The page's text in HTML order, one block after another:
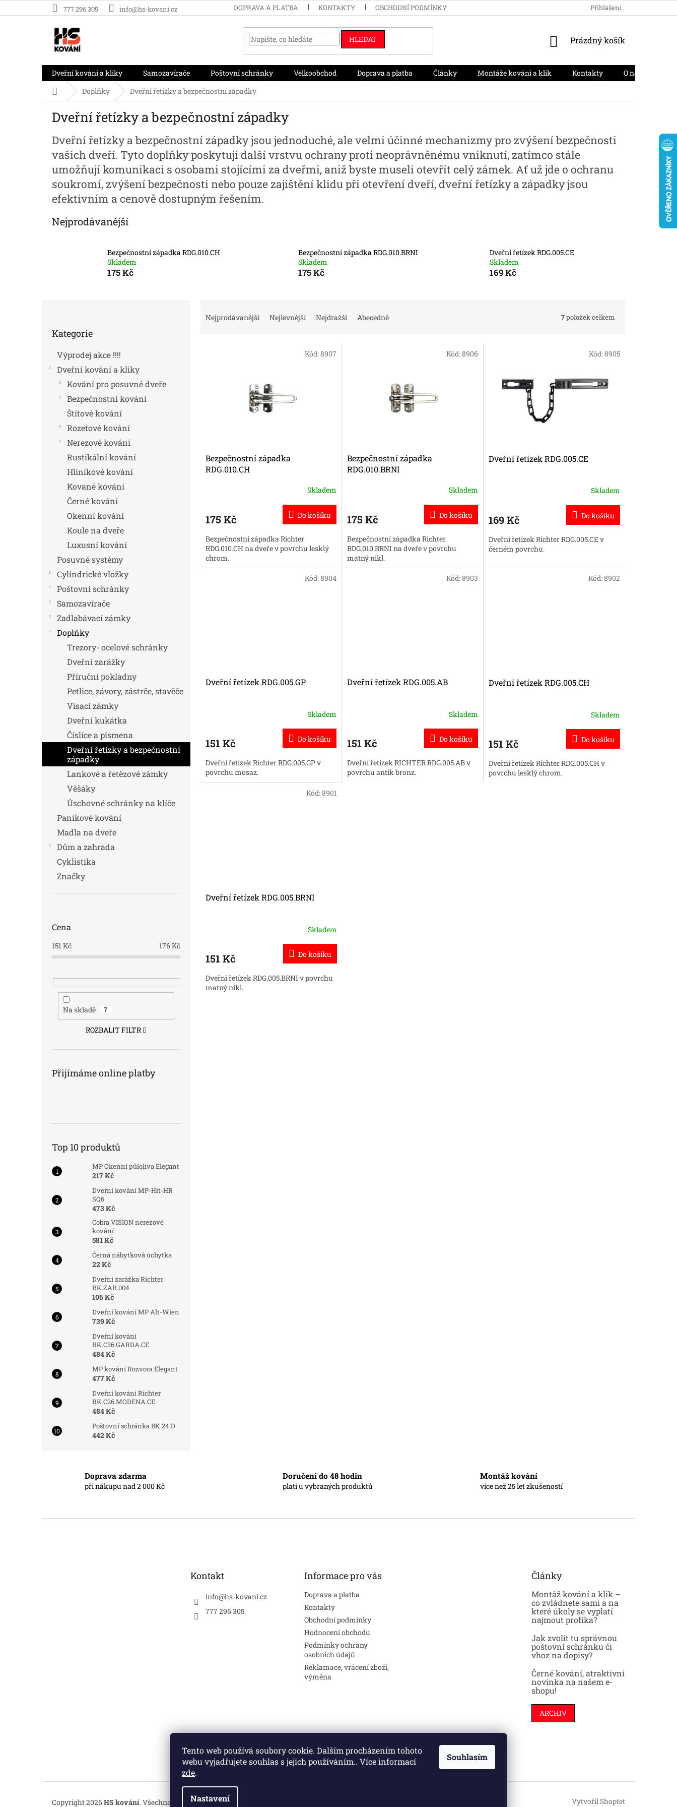
Tento web používá soubory cookie. Dalším procházením tohoto
webu vyjadřujete souhlas s jejich používáním.. Více informací
zde.
Nastavení
Souhlasím
na
777 296 305 info@hs-kovani.cz DOPRAVA A PLATBA KONTAKTY OBCHODNÍ PODMÍNKY PODMÍNKY OCHRANY OSOBNÍCH
Přihlášení
HLEDAT
NÁKUPNÍ
Prázdný košík
Dveřní kování a kliky Samozavírače Poštovní schránky Velkoobchod Doprava a platba Články Montáže kování a klik Kontakty O nás
Domů Doplňky Dveřní řetízky a bezpečnostní západky
Dveřní řetízky a bezpečnostní západky
Dveřní řetízky a bezpečnostní západky jsou jednoduché, ale velmi účinné mechanizmy pro zvýšení bezpečnosti
vašich dveří. Tyto doplňky poskytují další vrstvu ochrany proti neoprávněnému vniknutí, zatímco stále
umožňují komunikaci s osobami stojícími za dveřmi, aniž byste museli otevřít celý zámek. Ať už jde o ochranu
soukromí, zvýšení bezpečnosti nebo pouze zajištění klidu při otevření dveří, dveřní řetízky a západky jsou
efektivním a cenově dostupným řešením.
Nejprodávanější
Bezpečnostní západka RDG.010.CH
Skladem
175 Kč
Bezpečnostní západka RDG.010.BRNI
Skladem
175 Kč
Dveřní řetízek RDG.005.CE
Skladem
169 Kč
kategorie
Kategorie
Výprodej akce !!!!
Dveřní kování a kliky
Kování pro posuvné dveře
Bezpečnostní kování
Štítové kování
Rozetové kování
Nerezové kování
Rustikální kování
Hliníkové kování
Kované kování
Černé kování
Okenní kování
Koule na dveře
Luxusní kování
Posuvné systémy
Cylindrické vložky
Poštovní schránky
Samozavírače
Zadlabávací zámky
Doplňky
Trezory- ocelové schránky
Dveřní zarážky
Příruční pokladny
Petlice, závory, zástrče, stavěče
Visací zámky
Dveřní kukátka
Číslice a písmena
Dveřní řetízky a bezpečnostní
západky
Lankové a řetězové zámky
Věšáky
Úschovné schránky na klíče
Panikové kování
Madla na dveře
Dům a zahrada
Cyklistika
Značky
Cena
151Kč 176Kč
Na skladě 7
ROZBALIT FILTR
Přijímáme online platby
Top 10 produktů
MP Okenní půloliva Elegant
217 Kč
Dveřní kování MP-Hit-HR
SQ6
473 Kč
Cobra VISION nerezové
kování
581 Kč
Černá nábytková úchytka
22 Kč
Dveřní zarážka Richter
RK.ZAR.004
106 Kč
Dveřní kování MP Alt-Wien
739 Kč
Dveřní kování
RK.C36.GARDA.CE
484 Kč
MP kování Rozvora Elegant
477 Kč
Dveřní kování Richter
RK.C26.MODENA.CE
484 Kč
Poštovní schránka BK.24.D
442 Kč
Nejprodávanější Nejlevnější Nejdražší Abecedně 7položek celkem
u
k
Bezpečnostní západka
RDG.010.CH
Skladem
175 Kč Do košíku
Bezpečnostní západka Richter
RDG.010.CH na dveře v povrchu lesklý
chrom.
Kód:8907
Bezpečnostní západka
RDG.010.BRNI
Skladem
175 Kč Do košíku
Bezpečnostní západka Richter
RDG.010.BRNI na dveře v povrchu
matný nikl.
Kód:8906
Dveřní řetízek RDG.005.CE
Skladem
169 Kč Do košíku
Dveřní řetízek Richter RDG.005.CE v
černém povrchu.
Kód:8905
Dveřní řetízek RDG.005.GP
Skladem
151 Kč Do košíku
Dveřní řetízek Richter RDG.005.GP v
povrchu mosaz.
Kód:8904
Dveřní řetízek RDG.005.AB
Skladem
151 Kč Do košíku
Dveřní řetízek RICHTER RDG.005.AB v
povrchu antik bronz.
Kód:8903
Dveřní řetízek RDG.005.CH
Skladem
151 Kč Do košíku
Dveřní řetízek Richter RDG.005.CH v
povrchu lesklý chrom.
Kód:8902
Dveřní řetízek RDG.005.BRNI
Skladem
151 Kč Do košíku
Dveřní řetízek RDG.005.BRNI v povrchu
matný nikl.
Kód:8901
Doprava zdarma
při nákupu nad 2 000 Kč
Doručení do 48 hodin
platí u vybraných produktů
Montáž kování
více než 25 let zkušeností
Kontakt
info@hs-kovani.cz
777 296 305
Informace pro vás
Doprava a platba
Kontakty
Obchodní podmínky
Hodnocení obchodu
Podmínky ochrany
osobních údajů
Reklamace, vrácení zboží,
výměna
Články
Montáž kování a klik –
co zvládnete sami a na
které úkoly se vyplatí
najmout profíka?
Jak zvolit tu správnou
poštovní schránku či
vhoz na dopisy?
Černé kování, atraktivní
novinka na našem e-
shopu!
ARCHIV
Stavební pouzdra Interiéry Dveře
Vytvořil Shoptet
Copyright 2026HS kování. Všechna práva vyhrazena.